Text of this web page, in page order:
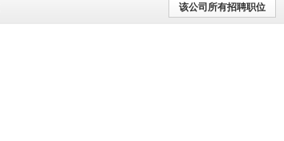
该公司所有招聘职位